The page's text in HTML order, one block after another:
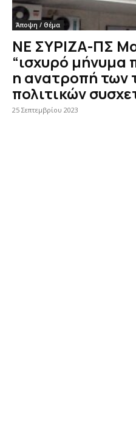
Άποψη / Θέμα
ΝΕ ΣΥΡΙΖΑ-ΠΣ
“ισχυρό μήνυμα
η ανατροπή των
πολιτικών
25 Σεπτεμβρίου 2023